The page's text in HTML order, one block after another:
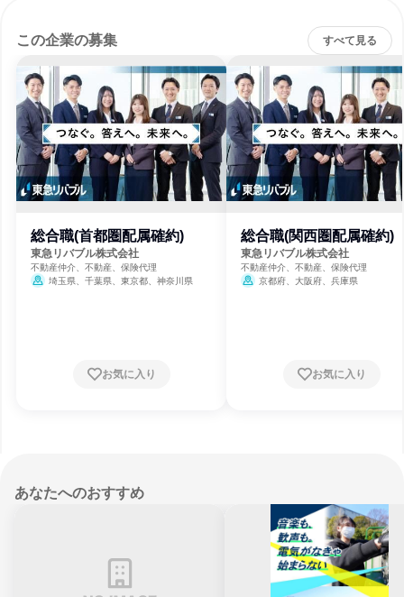
この企業の募集 すべて見る
総合職(首都圏配属確約)
東急リバブル株式会社
不動産仲介、不動産、保険代理
埼玉県、千葉県、東京都、神奈川県
お気に入り
総合職(関西圏配属確約)
東急リバブル株式会社
不動産仲介、不動産、保険代理
京都府、大阪府、兵庫県
お気に入り
あなたへのおすすめ